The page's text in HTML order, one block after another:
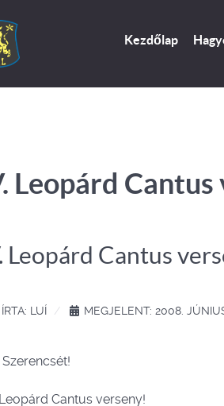
Kezdőlap
Leopárd Cantus
Leopárd Cantus
ÍRTA: LUÍ MEGJELENT: 2008.
Cantus verseny!